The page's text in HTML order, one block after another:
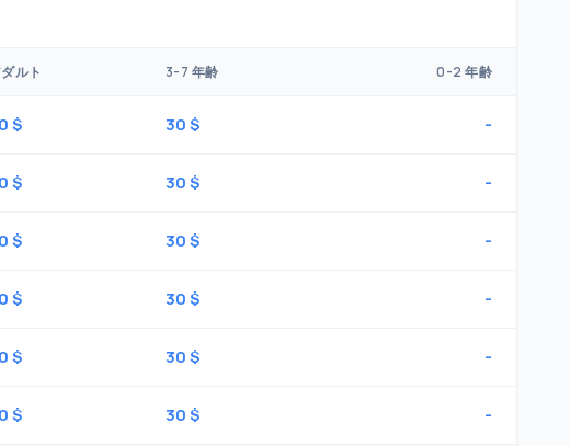
ルト 3-7 年齢 0-2 年齢
$ 30 $ -
$ 30 $ -
$ 30 $ -
$ 30 $ -
$ 30 $ -
$ 30 $ -